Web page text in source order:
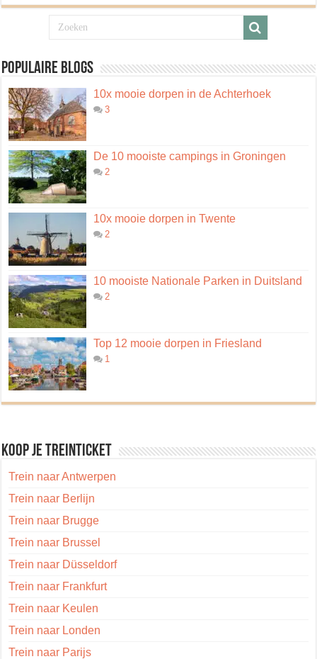
Populaire blogs
10x mooie dorpen in de Achterhoek
3
De 10 mooiste campings in Groningen
2
10x mooie dorpen in Twente
2
10 mooiste Nationale Parken in Duitsland
2
Top 12 mooie dorpen in Friesland
1
Koop je treinticket
Trein naar Antwerpen
Trein naar Berlijn
Trein naar Brugge
Trein naar Brussel
Trein naar Düsseldorf
Trein naar Frankfurt
Trein naar Keulen
Trein naar Londen
Trein naar Parijs